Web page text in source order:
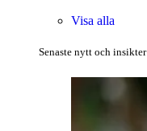
Visa alla
Senaste nytt och insikter